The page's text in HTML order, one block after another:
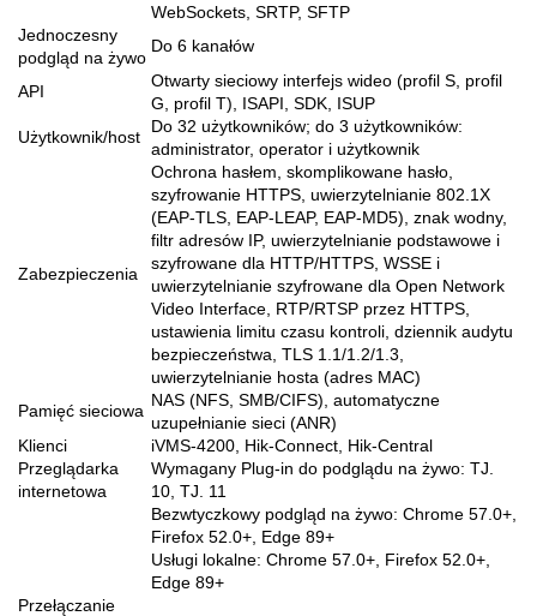
WebSockets, SRTP, SFTP
Jednoczesny
podgląd na żywo
Do 6 kanałów
API
Otwarty sieciowy interfejs wideo (profil S, profil
G, profil T), ISAPI, SDK, ISUP
Użytkownik/host
Do 32 użytkowników; do 3 użytkowników:
administrator, operator i użytkownik
Zabezpieczenia
Ochrona hasłem, skomplikowane hasło,
szyfrowanie HTTPS, uwierzytelnianie 802.1X
(EAP-TLS, EAP-LEAP, EAP-MD5), znak wodny,
filtr adresów IP, uwierzytelnianie podstawowe i
szyfrowane dla HTTP/HTTPS, WSSE i
uwierzytelnianie szyfrowane dla Open Network
Video Interface, RTP/RTSP przez HTTPS,
ustawienia limitu czasu kontroli, dziennik audytu
bezpieczeństwa, TLS 1.1/1.2/1.3,
uwierzytelnianie hosta (adres MAC)
Pamięć sieciowa
NAS (NFS, SMB/CIFS), automatyczne
uzupełnianie sieci (ANR)
Klienci
iVMS-4200, Hik-Connect, Hik-Central
Przeglądarka
internetowa
Wymagany Plug-in do podglądu na żywo: TJ.
10, TJ. 11
Bezwtyczkowy podgląd na żywo: Chrome 57.0+,
Firefox 52.0+, Edge 89+
Usługi lokalne: Chrome 57.0+, Firefox 52.0+,
Edge 89+
Przełączanie